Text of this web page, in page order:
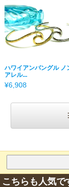
ハワイアンバングル ノ
アレル...
¥6,908
こちらも人気で